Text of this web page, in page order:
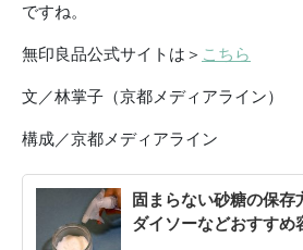
ですね。
無印良品公式サイトは＞ こちら
文／林掌子（京都メディアライン）
構成／京都メディアライン
固まらない砂糖の保存
ダイソーなどおすすめ